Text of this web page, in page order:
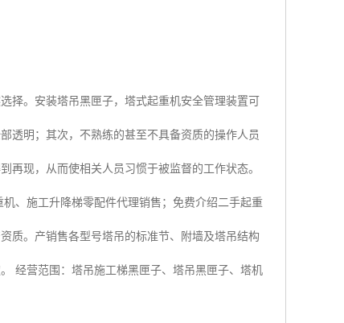
择。安装塔吊黑匣子，塔式起重机安全管理装置可
透明；其次，不熟练的甚至不具备资质的操作人员
再现，从而使相关人员习惯于被监督的工作状态。
、施工升降梯零配件代理销售；免费介绍二手起重
质。产销售各型号塔吊的标准节、附墙及塔吊结构
经营范围：塔吊施工梯黑匣子、塔吊黑匣子、塔机